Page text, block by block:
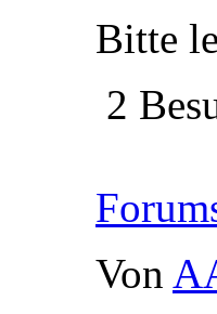
Bitte
2
Von